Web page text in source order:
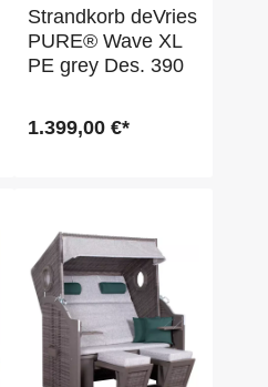
Strandkorb deVries
PURE® Wave XL
PE grey Des. 390
1.399,00 €*